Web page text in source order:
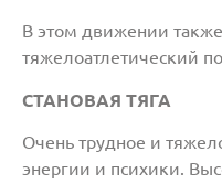
В этом движении
тяжелоатлетический
СТАНОВАЯ ТЯГА
Очень трудное и
энергии и психики.